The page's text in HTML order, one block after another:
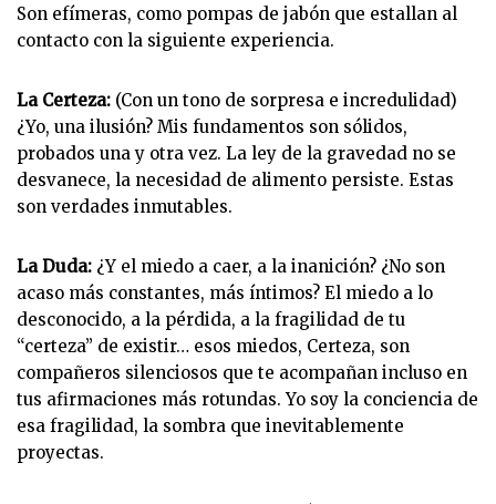
Son efímeras, como pompas de jabón que estallan al
contacto con la siguiente experiencia.
La Certeza: (Con un tono de sorpresa e incredulidad)
¿Yo, una ilusión? Mis fundamentos son sólidos,
probados una y otra vez. La ley de la gravedad no se
desvanece, la necesidad de alimento persiste. Estas
son verdades inmutables.
La Duda: ¿Y el miedo a caer, a la inanición? ¿No son
acaso más constantes, más íntimos? El miedo a lo
desconocido, a la pérdida, a la fragilidad de tu
“certeza” de existir… esos miedos, Certeza, son
compañeros silenciosos que te acompañan incluso en
tus afirmaciones más rotundas. Yo soy la conciencia de
esa fragilidad, la sombra que inevitablemente
proyectas.